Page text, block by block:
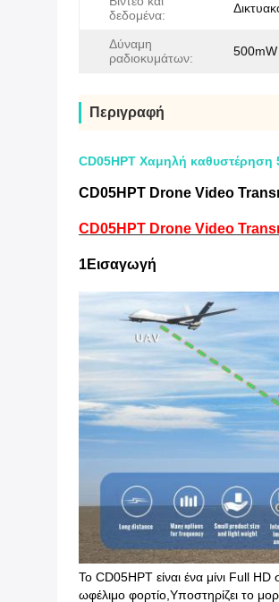
δεδομένα:
Δύναμη
ραδιοκυμάτων:
Περιγραφή
CD05HPT Χαμηλή
CD05HPT Drone Video
CD05HPT Drone Video
1Εισαγωγή
Το CD05HPT είναι ένα μίνι Full
ωφέλιμο φορτίο, Υποστηρίζει το